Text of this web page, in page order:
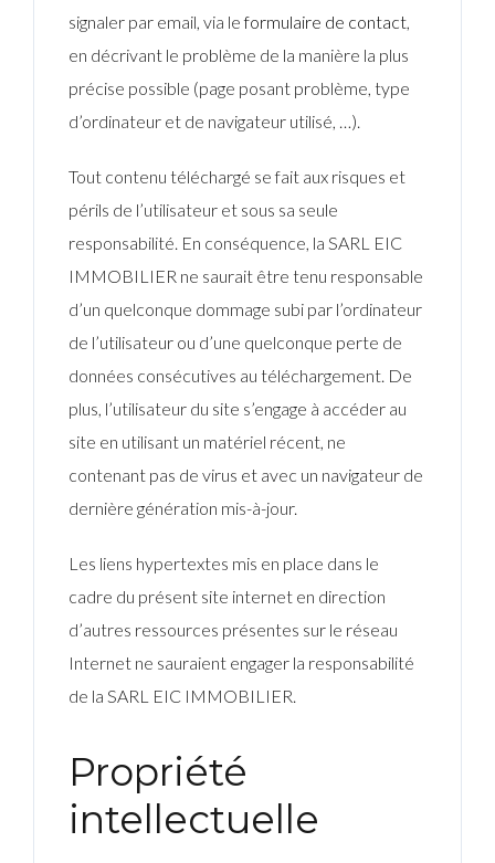
signaler par email, via leformulaire de contact,
en décrivant le problème de la manière la plus
précise possible (page posant problème, type
d’ordinateur et de navigateur utilisé, …).
Tout contenu téléchargé se fait aux risques et
périls de l’utilisateur et sous sa seule
responsabilité. En conséquence, la SARL EIC
IMMOBILIER ne saurait être tenu responsable
d’un quelconque dommage subi par l’ordinateur
de l’utilisateur ou d’une quelconque perte de
données consécutives au téléchargement. De
plus, l’utilisateur du site s’engage à accéder au
site en utilisant un matériel récent, ne
contenant pas de virus et avec un navigateur de
dernière génération mis-à-jour.
Les liens hypertextes mis en place dans le
cadre du présent site internet en direction
d’autres ressources présentes sur le réseau
Internet ne sauraient engager la responsabilité
de la SARL EIC IMMOBILIER.
Propriété
intellectuelle